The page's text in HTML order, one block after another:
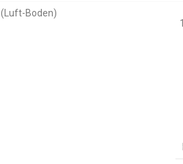
Boden)